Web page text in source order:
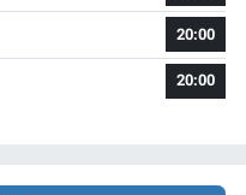
20:00
20:00